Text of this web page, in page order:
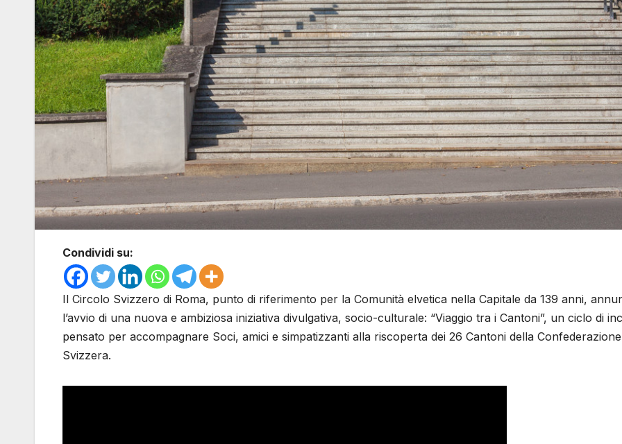
Condividi su:
Il Circolo Svizzero di Roma, punto di riferimento per la Comunità elvetica nella Capitale da 139 anni,
l’avvio di una nuova e ambiziosa iniziativa divulgativa, socio-culturale: “Viaggio tra i Cantoni”, un ciclo di
pensato per accompagnare Soci, amici e simpatizzanti alla riscoperta dei 26 Cantoni della Confederazione
Svizzera.